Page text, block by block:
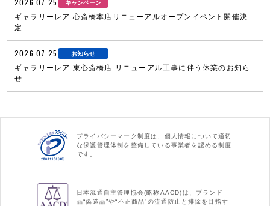
2026.07.25 キャンペーン
ギャラリーレア 心斎橋本店リニューアルオープンイベント開催決
定
2026.07.25 お知らせ
ギャラリーレア 東心斎橋店 リニューアル工事に伴う休業のお知ら
せ
プライバシーマーク制度は、個人情報について適切
な保護管理体制を整備している事業者を認める制度
です。
日本流通自主管理協会(略称AACD)は、ブランド
品“偽造品”や“不正商品”の流通防止と排除を目指す